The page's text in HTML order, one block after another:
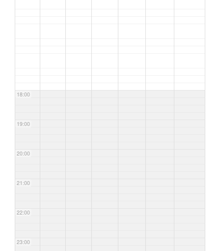
18:00
19:00
20:00
21:00
22:00
23:00